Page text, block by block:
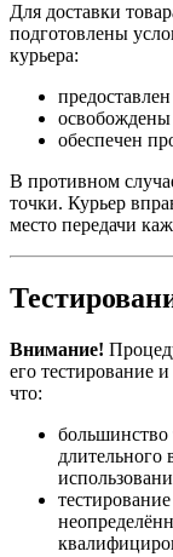
Для доставки
подготовлены
курьера:
обеспечен
В противном
точки. Курьер
место передачи
Внимание!
его тестирование
что:
большинство
длительного